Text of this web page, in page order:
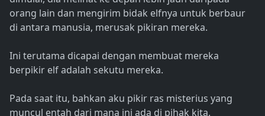
orang lain dan mengirim bidak elfnya untuk berbaur
di antara manusia, merusak pikiran mereka.
Ini terutama dicapai dengan membuat mereka
berpikir elf adalah sekutu mereka.
Pada saat itu, bahkan aku pikir ras misterius yang
muncul entah dari mana ini ada di pihak kita.